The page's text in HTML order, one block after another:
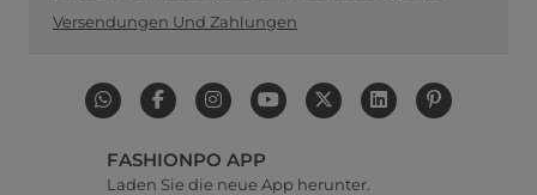
Versendungen Und Zahlungen
FASHIONPO APP
Laden Sie die neue App herunter.